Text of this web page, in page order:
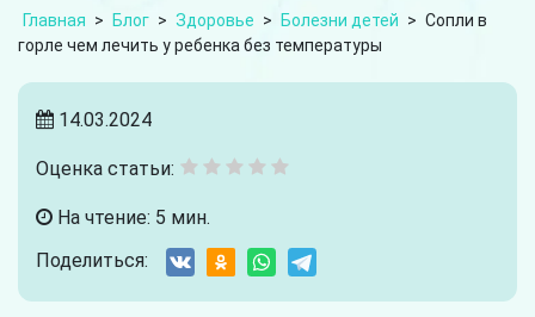
Главная > Блог > Здоровье > Болезни детей > Сопли в
горле чем лечить у ребенка без температуры
14.03.2024
Оценка статьи:
На чтение: 5 мин.
Поделиться: